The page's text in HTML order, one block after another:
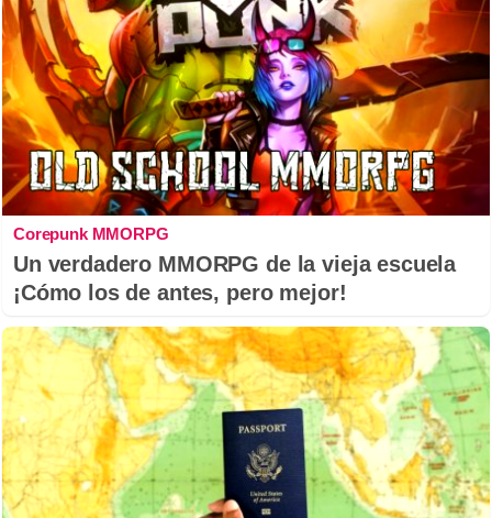
Corepunk MMORPG
Un verdadero MMORPG de la vieja escuela
¡Cómo los de antes, pero mejor!